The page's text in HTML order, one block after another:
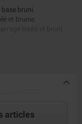
bruni.
et brunie.
articles